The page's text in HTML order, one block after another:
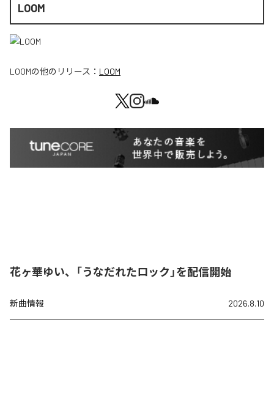
LOOM
LOOMの他のリリース： LOOM
花ヶ華ゆい、「うなだれたロック」を配信開始
新曲情報 2026.8.10